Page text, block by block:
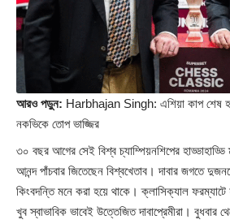
আরও পড়ুন: Harbhajan Singh: এশিয়া কাপ শেষ
নকভিকে তোপ ভাজ্জির
৩০ বছর আগের সেই বিশ্ব চ্যাম্পিয়নশিপের
আনন্দ পাঁচবার জিতেছেন বিশ্বখেতাব। দাবার জগতে
কিংবদন্তি মনে করা হয়ে থাকে। ক্লাসিক্যাল
খুব স্বাভাবিক ভাবেই উত্তেজিত দাবাপ্রেমীরা। বুধবার